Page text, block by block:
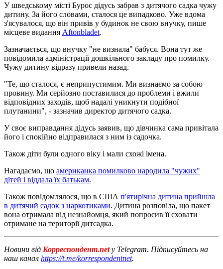
У шведському місті Бурос дідусь забрав з дитячого садка чужу
дитину. За його словами, сталося це випадково. Уже вдома
з'ясувалося, що він привів у будинок не свою внучку, пише
місцеве видання Aftonbladet.
Зазначається, що внучку "не визнала" бабуся. Вона тут же
повідомила адміністрації дошкільного закладу про помилку.
Чужу дитину відразу привели назад.
"Те, що сталося, є неприпустимим. Ми визнаємо за собою
провину. Ми серйозно поставилися до проблеми і вжили
відповідних заходів, щоб надалі уникнути подібної
плутанини", - зазначив директор дитячого садка.
У своє виправдання дідусь заявив, що дівчинка сама привітала
його і спокійно відправилася з ним із садочка.
Також діти були одного віку і мали схожі імена.
Нагадаємо, що американка помилково народила "чужих"
дітей і віддала їх батькам.
Також повідомлялося, що в США п'ятирічна дитина прийшла
в дитячий садок з наркотиками. Дитина розповіла, що пакет
вона отримала від незнайомця, який попросив її сховати
отримане на території дитсадка.
Новини від Корреспондент.net у Telegram. Підписуйтесь на
наш канал https://t.me/korrespondentnet.